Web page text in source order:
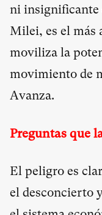
ni insignificante
Milei, es el más
moviliza la
movimiento de
Avanza.
Preguntas que
El peligro es
el desconcierto